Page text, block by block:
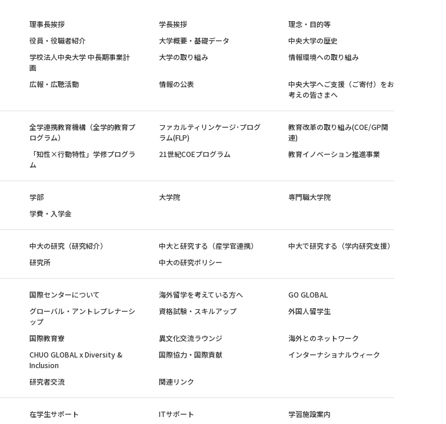
理事長挨拶 学長挨拶
理念・目的等
役員・役職者紹介
大学概要・基礎データ
中央大学の歴史
学校法人中央大学 中長期事業計
画
大学の取り組み 情報環境への取り組み
広報・広聴活動 情報の公表
中央大学へご支援（ご寄付）をお
考えの皆さまへ
全学連携教育機構（全学的教育プ
ログラム）
ファカルティリンケージ･プログ
ラム(FLP)
教育改革の取り組み(COE/GP関
連)
「知性×行動特性」学修プログラ
ム
21世紀COEプログラム 教育イノベーション推進事業
学部 大学院
専門職大学院
学費・入学金
中大の研究（研究紹介） 中大と研究する（産学官連携）
中大で研究する（学内研究支援）
研究所
中大の研究ポリシー
国際センターについて 海外留学を考えている方へ
GO GLOBAL
グローバル・アントレプレナーシ
ップ
資格試験・スキルアップ 外国人留学生
国際教育寮 異文化交流ラウンジ
海外とのネットワーク
CHUO GLOBAL x Diversity &
Inclusion
国際協力・国際貢献 インターナショナルウィーク
研究者交流 関連リンク
在学生サポート ITサポート
学習施設案内